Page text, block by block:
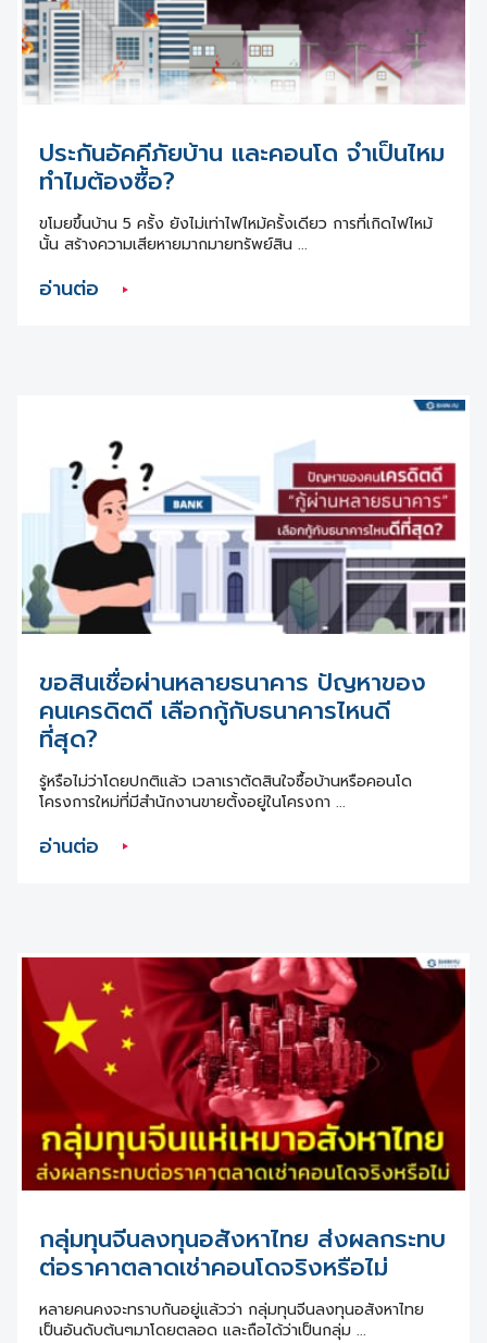
ประกันอัคคีภัยบ้าน และคอนโด จำเป็นไหม
ทำไมต้องซื้อ?
ขโมยขึ้นบ้าน 5 ครั้ง ยังไม่เท่าไฟไหม้ครั้งเดียว การที่เกิดไฟไหม้
นั้น สร้างความเสียหายมากมายทรัพย์สิน ...
อ่านต่อ
ขอสินเชื่อผ่านหลายธนาคาร ปัญหาของ
คนเครดิตดี เลือกกู้กับธนาคารไหนดี
ที่สุด?
รู้หรือไม่ว่าโดยปกติแล้ว เวลาเราตัดสินใจซื้อบ้านหรือคอนโด
โครงการใหม่ที่มีสำนักงานขายตั้งอยู่ในโครงกา ...
อ่านต่อ
กลุ่มทุนจีนลงทุนอสังหาไทย ส่งผลกระทบ
ต่อราคาตลาดเช่าคอนโดจริงหรือไม่
หลายคนคงจะทราบกันอยู่แล้วว่า กลุ่มทุนจีนลงทุนอสังหาไทย
เป็นอันดับต้นๆมาโดยตลอด และถือได้ว่าเป็นกลุ่ม ...